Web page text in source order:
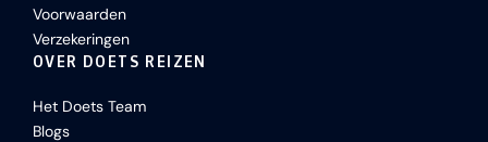
Voorwaarden
Verzekeringen
OVER DOETS REIZEN
Het Doets Team
Blogs